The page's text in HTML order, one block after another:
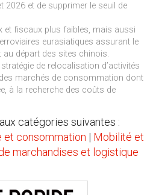
2026 et de supprimer le seuil de
et fiscaux plus faibles, mais aussi
eurasiatiques assurant le
départ des sites chinois.
de relocalisation d’activités
marchés de consommation dont
à la recherche des coûts de
catégories suivantes :
et consommation | Mobilité et
marchandises et logistique